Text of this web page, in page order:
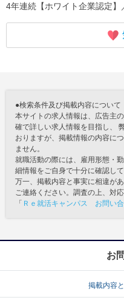
4年連続【ホワイト企業認定】
●検索条件及び掲載内容について
本サイトの求人情報は、広告主
確で詳しい求人情報を目指し、
おりますが、掲載情報の内容に
ません。
就職活動の際には、雇用形態・
細情報をご自身で十分に確認し
万一、掲載内容と事実に相違が
ご連絡ください。調査の上、対応
「 Ｒｅ就活キャンパス お問い
お
掲載内容